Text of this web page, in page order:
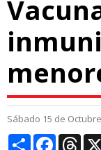
Sábado 15 de
CompartirFacebook